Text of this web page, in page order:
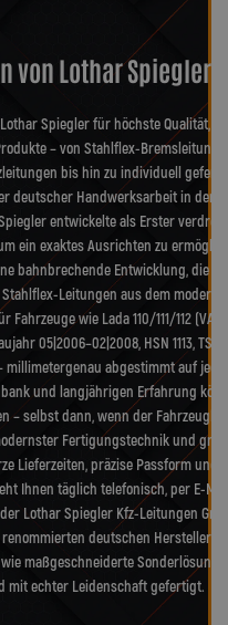
von Lothar Spiegler?
Spiegler für höchste Qualität,
– von Stahlflex-
bis hin zu individuell
deutscher Handwerksarbeit in der
entwickelte als Erster
ein exaktes Ausrichten zu
bahnbrechende Entwicklung, die
Leitungen aus dem
wie Lada 110/111/112 (VAZ
05|2006–02|2008, HSN 1113, TSN
abgestimmt auf
und langjährigen Erfahrung
– selbst dann, wenn der
Fertigungstechnik und
Lieferzeiten, präzise Passform und
Ihnen täglich telefonisch, per E-
Lothar Spiegler Kfz-Leitungen
deutschen Hersteller,
maßgeschneiderte
mit echter Leidenschaft gefertigt.